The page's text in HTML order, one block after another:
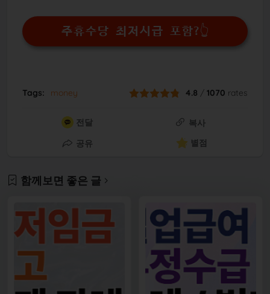
주휴수당 최저시급 포함?👆
Tags: money 4.8 /1070 rates
전달
복사
공유
별점
함께보면 좋은 글